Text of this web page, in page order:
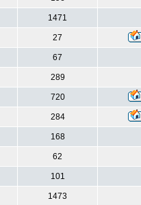
1471
27
67
289
720
284
168
62
101
1473